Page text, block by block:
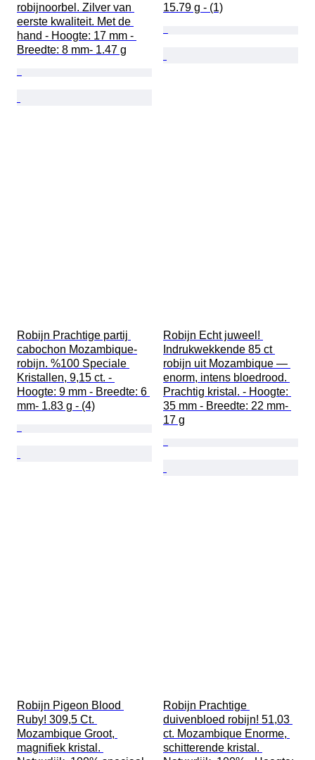
robijnoorbel. Zilver van
eerste kwaliteit. Met de
hand - Hoogte: 17 mm -
Breedte: 8 mm- 1.47 g
15.79 g - (1)
Robijn Prachtige partij
cabochon Mozambique-
robijn. %100 Speciale
Kristallen, 9,15 ct. -
Hoogte: 9 mm - Breedte: 6
mm- 1.83 g - (4)
Robijn Echt juweel!
Indrukwekkende 85 ct
robijn uit Mozambique —
enorm, intens bloedrood.
Prachtig kristal. - Hoogte:
35 mm - Breedte: 22 mm-
17 g
Robijn Pigeon Blood
Ruby! 309,5 Ct.
Mozambique Groot,
magnifiek kristal.
Robijn Prachtige
duivenbloed robijn! 51,03
ct. Mozambique Enorme,
schitterende kristal.